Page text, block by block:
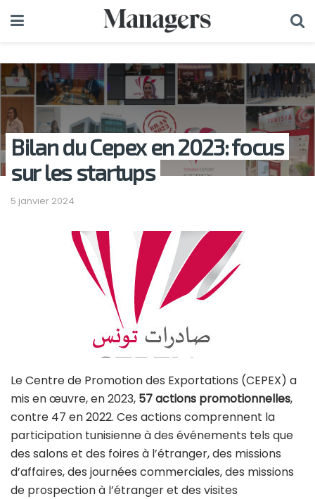
Bilan du Cepex en 2023: focus
sur les startups
5 janvier 2024
Le Centre de Promotion des Exportations (CEPEX) a
mis en œuvre, en 2023, 57 actions promotionnelles,
contre 47 en 2022. Ces actions comprennent la
participation tunisienne à des événements tels que
des salons et des foires à l’étranger, des missions
d’affaires, des journées commerciales, des missions
de prospection à l’étranger et des visites